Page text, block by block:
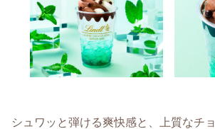
シュワッと弾ける爽快感と、上質なチ